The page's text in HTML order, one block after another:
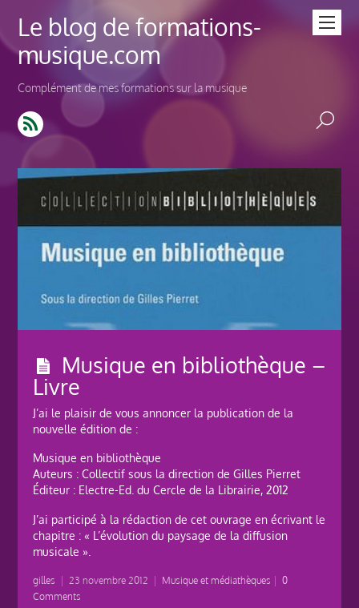
Le blog de formations-
musique.com
Complément de mes formations sur la musique
Musique en bibliothèque –
Livre
J’ai le plaisir de vous annoncer la publication de la
nouvelle édition de :
Musique en bibliothèque
Auteurs : Collectif sous la direction de Gilles Pierret
Éditeur : Electre-Ed. du Cercle de la Librairie, 2012
J’ai participé à la rédaction de cet ouvrage en écrivant le
chapitre : « L’évolution du paysage de la diffusion
musicale ».
gilles 23 novembre 2012 Musique et médiathèques
0
Comments